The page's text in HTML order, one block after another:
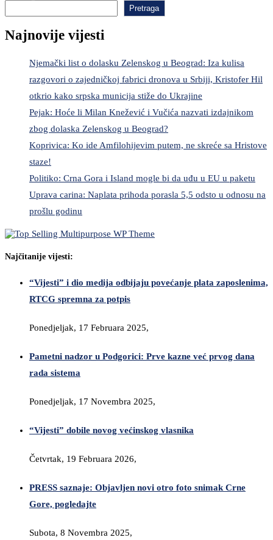
Pretraga
Najnovije vijesti
Njemački list o dolasku Zelenskog u Beograd: Iza kulisa
razgovori o zajedničkoj fabrici dronova u Srbiji, Kristofer Hil
otkrio kako srpska municija stiže do Ukrajine
Pejak: Hoće li Milan Knežević i Vučića nazvati izdajnikom
zbog dolaska Zelenskog u Beograd?
Koprivica: Ko ide Amfilohijevim putem, ne skreće sa Hristove
staze!
Politiko: Crna Gora i Island mogle bi da uđu u EU u paketu
Uprava carina: Naplata prihoda porasla 5,5 odsto u odnosu na
prošlu godinu
Najčitanije vijesti:
“Vijesti” i dio medija odbijaju povećanje plata zaposlenima,
RTCG spremna za potpis
Ponedjeljak, 17 Februara 2025,
Pametni nadzor u Podgorici: Prve kazne već prvog dana
rada sistema
Ponedjeljak, 17 Novembra 2025,
“Vijesti” dobile novog većinskog vlasnika
Četvrtak, 19 Februara 2026,
PRESS saznaje: Objavljen novi otro foto snimak Crne
Gore, pogledajte
Subota, 8 Novembra 2025,